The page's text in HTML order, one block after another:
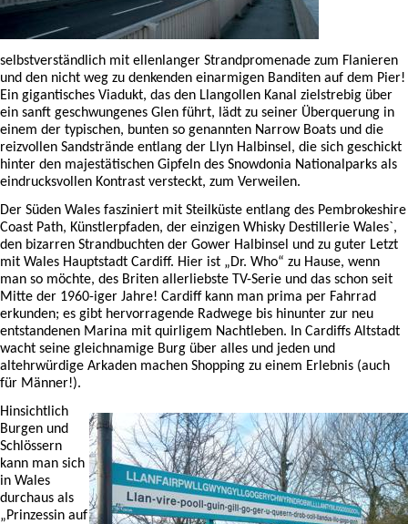
selbstverständlich mit ellenlanger Strandpromenade zum Flanieren
und den nicht weg zu denkenden einarmigen Banditen auf dem Pier!
Ein gigantisches Viadukt, das den Llangollen Kanal zielstrebig über
ein sanft geschwungenes Glen führt, lädt zu seiner Überquerung in
einem der typischen, bunten so genannten Narrow Boats und die
reizvollen Sandstrände entlang der Llyn Halbinsel, die sich geschickt
hinter den majestätischen Gipfeln des Snowdonia Nationalparks als
eindrucksvollen Kontrast versteckt, zum Verweilen.
Der Süden Wales fasziniert mit Steilküste entlang des Pembrokeshire
Coast Path, Künstlerpfaden, der einzigen Whisky Destillerie Wales`,
den bizarren Strandbuchten der Gower Halbinsel und zu guter Letzt
mit Wales Hauptstadt Cardiff. Hier ist „Dr. Who“ zu Hause, wenn
man so möchte, des Briten allerliebste TV-Serie und das schon seit
Mitte der 1960-iger Jahre! Cardiff kann man prima per Fahrrad
erkunden; es gibt hervorragende Radwege bis hinunter zur neu
entstandenen Marina mit quirligem Nachtleben. In Cardiffs Altstadt
wacht seine gleichnamige Burg über alles und jeden und
altehrwürdige Arkaden machen Shopping zu einem Erlebnis (auch
für Männer!).
Hinsichtlich
Burgen und
Schlössern
kann man sich
in Wales
durchaus als
„Prinzessin auf